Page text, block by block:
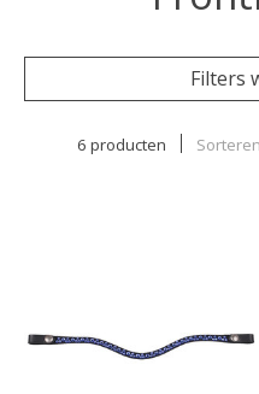
Filters
6 producten